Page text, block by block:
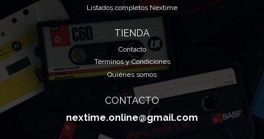
Listados completos Nextime
TIENDA
Contacto
Términos y Condiciones
Quiénes somos
CONTACTO
nextime.online@gmail.com